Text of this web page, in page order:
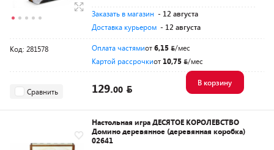
Заказать в магазин - 12 августа
Доставка курьером - 12 августа
Код: 281578 Оплата частямиот6,15
/мес
Картой рассрочкиот 10,75 /мес
Сравнить 129.00
В корзину
Настольная игра ДЕСЯТОЕ КОРОЛЕВСТВО
Домино деревянное (деревянная коробка)
02641